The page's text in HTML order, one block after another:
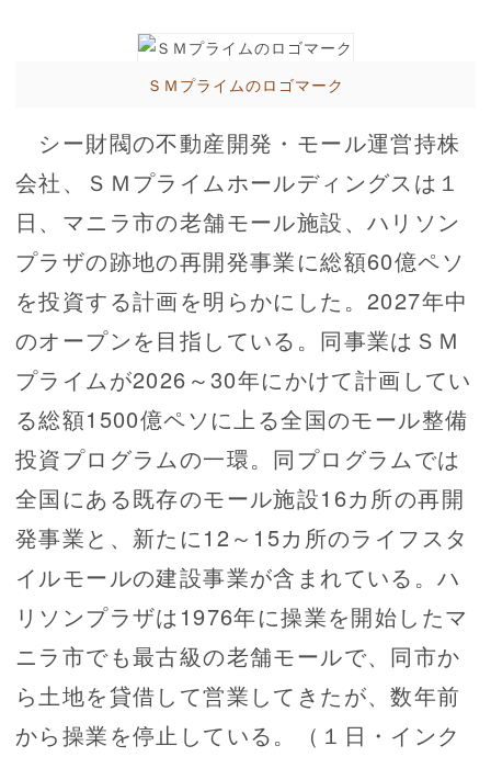
ＳＭプライムのロゴマーク
シー財閥の不動産開発・モール運営持株
会社、ＳＭプライムホールディングスは１
日、マニラ市の老舗モール施設、ハリソン
プラザの跡地の再開発事業に総額60億ペソ
を投資する計画を明らかにした。2027年中
のオープンを目指している。同事業はＳＭ
プライムが2026～30年にかけて計画してい
る総額1500億ペソに上る全国のモール整備
投資プログラムの一環。同プログラムでは
全国にある既存のモール施設16カ所の再開
発事業と、新たに12～15カ所のライフスタ
イルモールの建設事業が含まれている。ハ
リソンプラザは1976年に操業を開始したマ
ニラ市でも最古級の老舗モールで、同市か
ら土地を貸借して営業してきたが、数年前
から操業を停止している。（１日・インク